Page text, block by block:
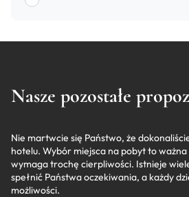
Nasze pozostałe
Nie martwcie się Państwo, że
hotelu. Wybór miejsca na pobyt to
wymaga trochę cierpliwości. Istnieje
spełnić Państwa oczekiwania, a każdy
możliwości.